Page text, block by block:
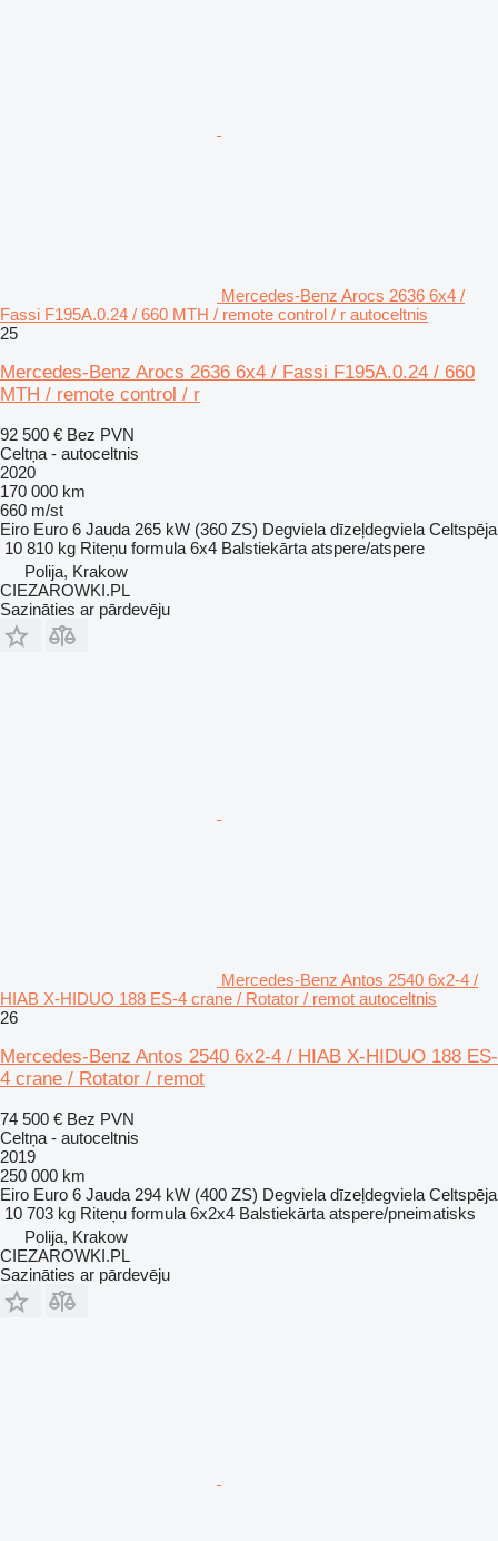
Mercedes-Benz Arocs 2636 6x4 /
Fassi F195A.0.24 / 660 MTH / remote control / r autoceltnis
25
Mercedes-Benz Arocs 2636 6x4 / Fassi F195A.0.24 / 660
MTH / remote control / r
92 500 € Bez PVN
Celtņa - autoceltnis
2020
170 000 km
660 m/st
Eiro Euro 6 Jauda 265 kW (360 ZS) Degviela dīzeļdegviela Celtspēja
10 810 kg Riteņu formula 6x4 Balstiekārta atspere/atspere
Polija, Krakow
CIEZAROWKI.PL
Sazināties ar pārdevēju
Mercedes-Benz Antos 2540 6x2-4 /
HIAB X-HIDUO 188 ES-4 crane / Rotator / remot autoceltnis
26
Mercedes-Benz Antos 2540 6x2-4 / HIAB X-HIDUO 188 ES-
4 crane / Rotator / remot
74 500 € Bez PVN
Celtņa - autoceltnis
2019
250 000 km
Eiro Euro 6 Jauda 294 kW (400 ZS) Degviela dīzeļdegviela Celtspēja
10 703 kg Riteņu formula 6x2x4 Balstiekārta atspere/pneimatisks
Polija, Krakow
CIEZAROWKI.PL
Sazināties ar pārdevēju